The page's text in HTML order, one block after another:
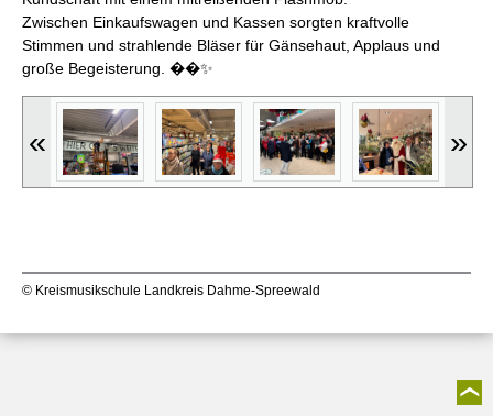
Zwischen Einkaufswagen und Kassen sorgten kraftvolle
Stimmen und strahlende Bläser für Gänsehaut, Applaus und
große Begeisterung. ��✨
« »
© Kreismusikschule Landkreis Dahme-Spreewald